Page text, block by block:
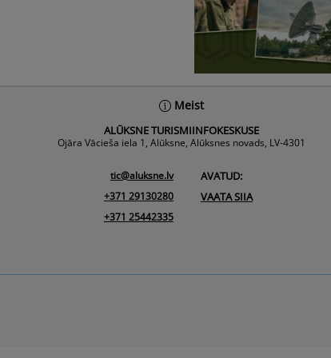
Meist
ALŪKSNE TURISMIINFOKESKUSE
Ojāra Vācieša iela 1, Alūksne, Alūksnes novads, LV-4301
tic@aluksne.lv
+371 29130280
+371 25442335
AVATUD:
VAATA SIIA